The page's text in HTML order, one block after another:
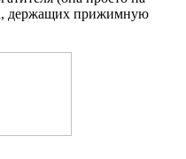
держащих прижимную